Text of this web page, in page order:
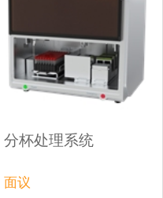
分杯处理系统
面议